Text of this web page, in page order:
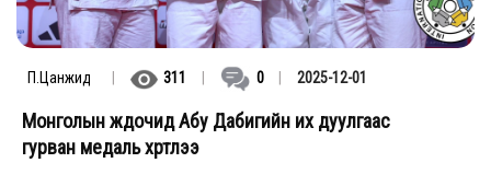
П.Цанжид 311 0 2025-12-01
Монголын жүдочид Абу Дабигийн их дуулгаас
гурван медаль хүртлээ